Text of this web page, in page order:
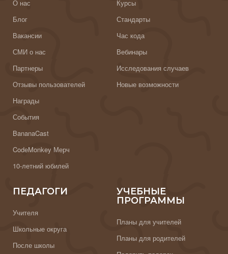
О нас
Блог
Вакансии
СМИ о нас
Партнеры
Отзывы пользователей
Награды
События
BananaCast
CodeMonkey Мерч
10-летний юбилей
Курсы
Стандарты
Час кода
Вебинары
Исследования случаев
Новые возможности
ПЕДАГОГИ
Учителя
Школьные округа
После школы
УЧЕБНЫЕ
ПРОГРАММЫ
Планы для учителей
Планы для родителей